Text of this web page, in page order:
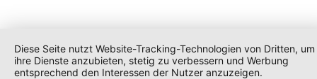
Diese Seite nutzt Website-Tracking-Technologien von Dritten, um
ihre Dienste anzubieten, stetig zu verbessern und Werbung
entsprechend den Interessen der Nutzer anzuzeigen.